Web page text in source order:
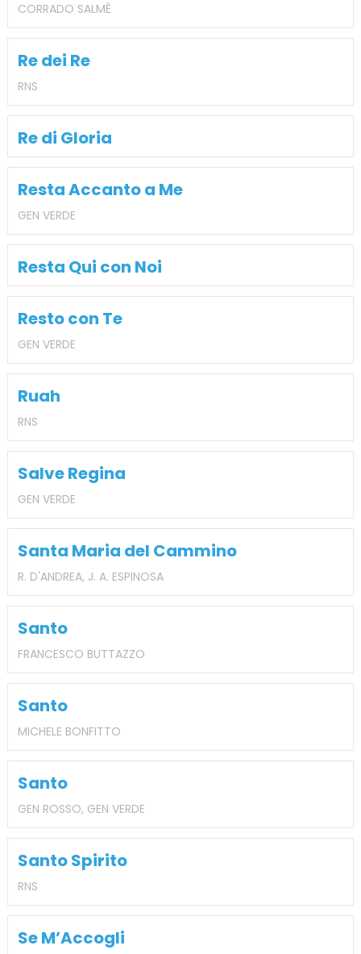
CORRADO SALMÈ
Re dei Re
RNS
Re di Gloria
Resta Accanto a Me
GEN VERDE
Resta Qui con Noi
Resto con Te
GEN VERDE
Ruah
RNS
Salve Regina
GEN VERDE
Santa Maria del Cammino
R. D'ANDREA, J. A. ESPINOSA
Santo
FRANCESCO BUTTAZZO
Santo
MICHELE BONFITTO
Santo
GEN ROSSO, GEN VERDE
Santo Spirito
RNS
Se M’Accogli